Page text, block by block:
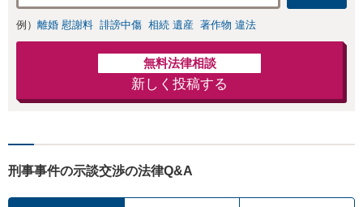
例） 離婚 慰謝料 誹謗中傷 相続 遺産 著作物 違法
無料法律相談
新しく投稿する
刑事事件の示談交渉の法律Q&A